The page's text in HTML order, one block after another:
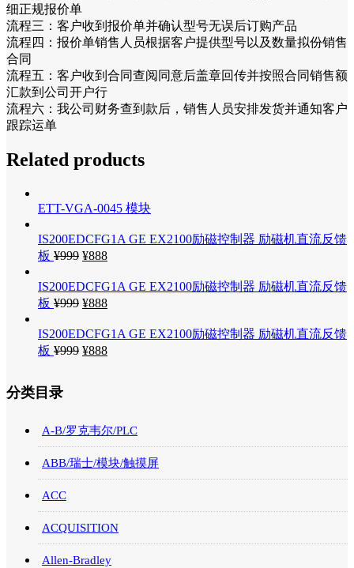
细正规报价单
流程三：客户收到报价单并确认型号无误后订购产品
流程四：报价单销售人员根据客户提供型号以及数量拟份销售
合同
流程五：客户收到合同查阅同意后盖章回传并按照合同销售额
汇款到公司开户行
流程六：我公司财务查到款后，销售人员安排发货并通知客户
跟踪运单
Related products
ETT-VGA-0045 模块
IS200EDCFG1A GE EX2100励磁控制器 励磁机直流反馈
板 ¥999 ¥888
IS200EDCFG1A GE EX2100励磁控制器 励磁机直流反馈
板 ¥999 ¥888
IS200EDCFG1A GE EX2100励磁控制器 励磁机直流反馈
板 ¥999 ¥888
分类目录
A-B/罗克韦尔/PLC
ABB/瑞士/模块/触摸屏
ACC
ACQUISITION
Allen-Bradley